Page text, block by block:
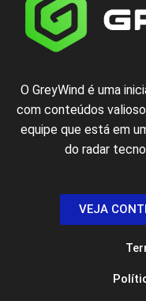
O GreyWind é uma
com conteúdos
equipe que está em
do radar
VEJA